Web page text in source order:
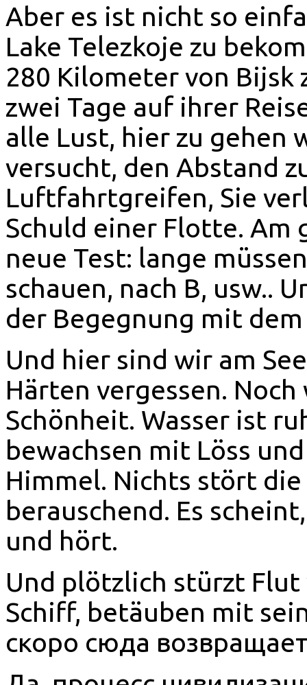
Aber es ist nicht so
Lake Telezkoje zu
280 Kilometer von Bijsk
zwei Tage auf ihrer
alle Lust, hier zu gehen
versucht, den Abstand
Luftfahrtgreifen, Sie
Schuld einer Flotte. Am
neue Test: lange
schauen, nach B, usw..
der Begegnung mit dem
Und hier sind wir am
Härten vergessen.
Schönheit. Wasser ist
bewachsen mit Löss
Himmel. Nichts stört
berauschend. Es
und hört.
Und plötzlich stürzt Flut
Schiff, betäuben mit
скоро сюда